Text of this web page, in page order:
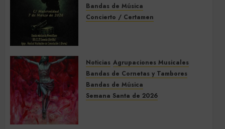
Bandas de Música
Concierto / Certamen
Noticias Agrupaciones Musicales
Bandas de Cornetas y Tambores
Bandas de Música
Semana Santa de 2026